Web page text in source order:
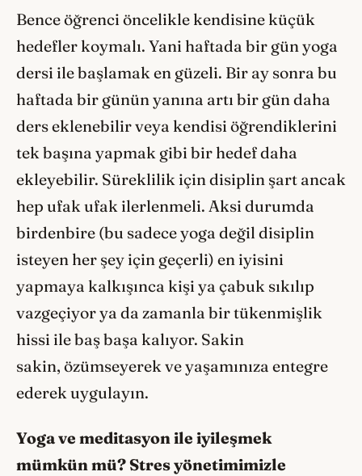
Bence öğrenci öncelikle kendisine küçük
hedefler koymalı. Yani haftada bir gün yoga
dersi ile başlamak en güzeli. Bir ay sonra bu
haftada bir günün yanına artı bir gün daha
ders eklenebilir veya kendisi öğrendiklerini
tek başına yapmak gibi bir hedef daha
ekleyebilir. Süreklilik için disiplin şart ancak
hep ufak ufak ilerlenmeli. Aksi durumda
birdenbire (bu sadece yoga değil disiplin
isteyen her şey için geçerli) en iyisini
yapmaya kalkışınca kişi ya çabuk sıkılıp
vazgeçiyor ya da zamanla bir tükenmişlik
hissi ile baş başa kalıyor. Sakin
sakin, özümseyerek ve yaşamınıza entegre
ederek uygulayın.
Yoga ve meditasyon ile iyileşmek
mümkün mü? Stres yönetimimizle